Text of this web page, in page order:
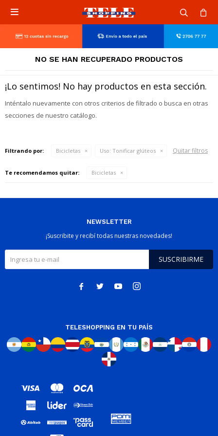

NO SE HAN RECUPERADO PRODUCTOS
¡Lo sentimos! No hay productos en esta sección.
Inténtalo nuevamente con otros criterios de filtrado o busca en otras
secciones de nuestro catálogo.
Filtrando por: Bicicletas Uso: Tonificar glúteos Quitar filtros
Te recomendamos quitar: Bicicletas
NEWSLETTER
¡Suscribite y recibí todas nuestras novedades!
SUSCRIBIRME
   
TELESHOPPING EN TU PAÍS